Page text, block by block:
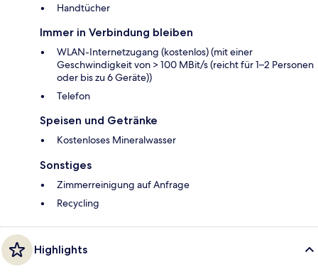
Handtücher
Immer in Verbindung bleiben
WLAN-Internetzugang (kostenlos) (mit einer
Geschwindigkeit von > 100 MBit/s (reicht für 1–2 Personen
oder bis zu 6 Geräte))
Telefon
Speisen und Getränke
Kostenloses Mineralwasser
Sonstiges
Zimmerreinigung auf Anfrage
Recycling
Highlights